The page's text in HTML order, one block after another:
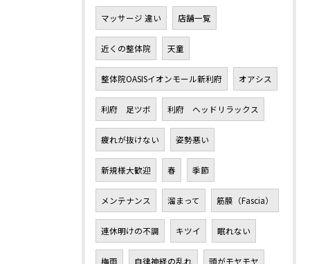
マッサージ 違い 店舗一覧
近くの整体院 天童
整体院OASISイオンモール新利府 オアシス
利府 足ツボ 利府 ヘッドリラックス
疲れが抜けない 姿勢悪い
新規様大歓迎 春 季節
メンテナンス 溜まって 筋膜（Fascia）
連休明けの不調 キツイ 眠れない
梅雨 自律神経の乱れ 頭がモヤモヤ